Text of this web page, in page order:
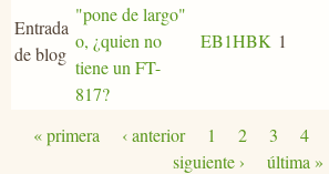
Entrada
de blog
"pone de largo"
o, ¿quien no
tiene un FT-
817?
EB1HBK 1
Páginas
« primera ‹ anterior 1 2 3 4
siguiente ›
última »